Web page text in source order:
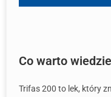
Co warto
Trifas 200 to lek, który